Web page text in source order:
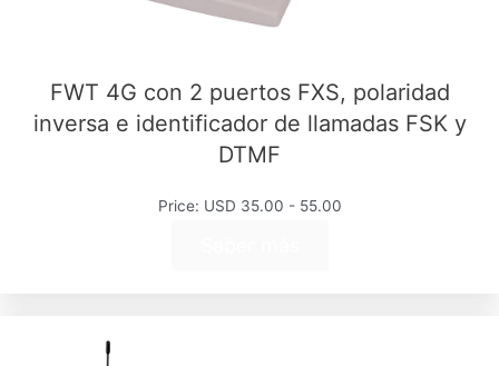
FWT 4G con 2 puertos FXS, polaridad
inversa e identificador de llamadas FSK y
DTMF
Price: USD 35.00 - 55.00